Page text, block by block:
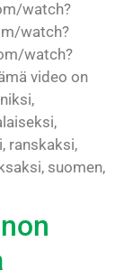
watch?
watch?
watch?
video on
ranskaksi,
suomen,